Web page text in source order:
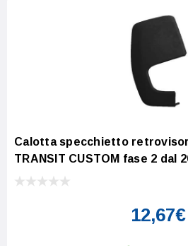
Calotta specchietto
TRANSIT CUSTOM fase 2 dal
12,67€